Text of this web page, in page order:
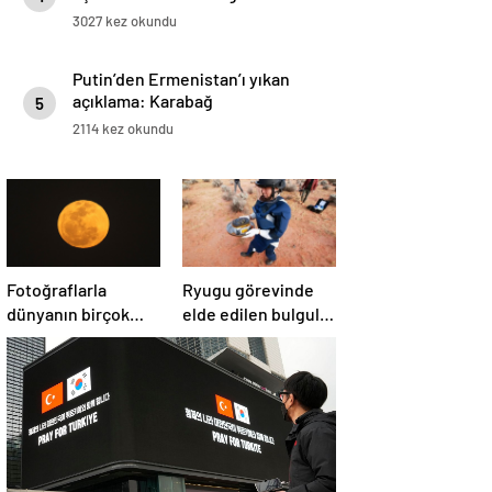
3027 kez okundu
5
Putin’den Ermenistan’ı yıkan
açıklama: Karabağ
Azerbaycan’ın ayrılmaz bir
2114 kez okundu
Fotoğraflarla
dünyanın birçok
yerinden ‘Süper Ay’
manzaraları
Ryugu görevinde
elde edilen bulgular
suyun dünyaya
asteroitlerce
getirilmiş
olabileceğini
gösteriyor